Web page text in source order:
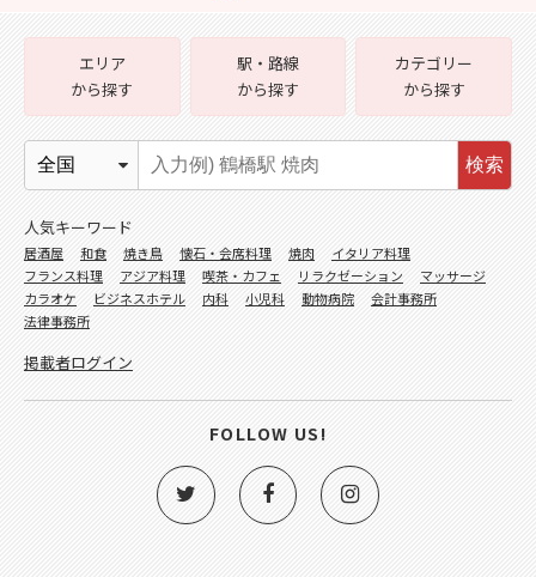
エリア
から探す
駅・路線
から探す
カテゴリー
から探す
検索
人気キーワード
居酒屋 和食 焼き鳥 懐石・会席料理 焼肉
イタリア料理
フランス料理
アジア料理 喫茶・カフェ リラクゼーション
マッサージ
カラオケ
ビジネスホテル 内科 小児科 動物病院
会計事務所
法律事務所
掲載者ログイン
FOLLOW US!